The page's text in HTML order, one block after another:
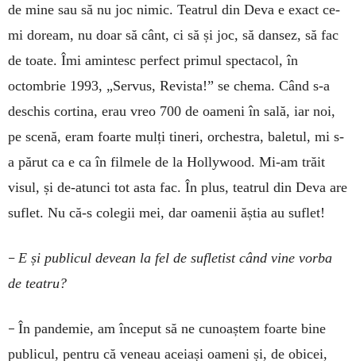
de mine sau să nu joc nimic. Teatrul din Deva e exact ce-
mi doream, nu doar să cânt, ci să și joc, să dansez, să fac
de toate. Îmi amintesc perfect primul spectacol, în
octombrie 1993, „Servus, Revista!” se chema. Când s-a
deschis cortina, erau vreo 700 de oameni în sală, iar noi,
pe scenă, eram foarte mulți tineri, orchestra, baletul, mi s-
a părut ca e ca în filmele de la Hollywood. Mi-am trăit
visul, și de-atunci tot asta fac. În plus, teatrul din Deva are
suflet. Nu că-s colegii mei, dar oamenii ăștia au suflet!
– E și publicul devean la fel de sufletist când vine vorba
de teatru?
– În pandemie, am început să ne cunoaștem foarte bine
publicul, pentru că veneau aceiași oameni și, de obicei,